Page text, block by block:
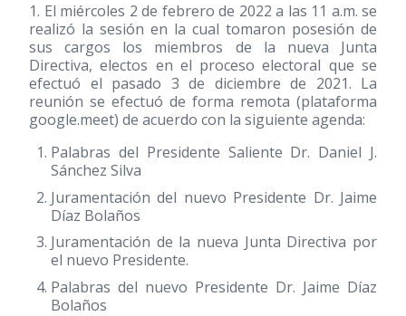
1. El miércoles 2 de febrero de 2022 a las 11 a.m. se
realizó la sesión en la cual tomaron posesión de
sus cargos los miembros de la nueva Junta
Directiva, electos en el proceso electoral que se
efectuó el pasado 3 de diciembre de 2021. La
reunión se efectuó de forma remota (plataforma
google.meet) de acuerdo con la siguiente agenda:
Palabras del Presidente Saliente Dr. Daniel J.
Sánchez Silva
Juramentación del nuevo Presidente Dr. Jaime
Díaz Bolaños
Juramentación de la nueva Junta Directiva por
el nuevo Presidente.
Palabras del nuevo Presidente Dr. Jaime Díaz
Bolaños